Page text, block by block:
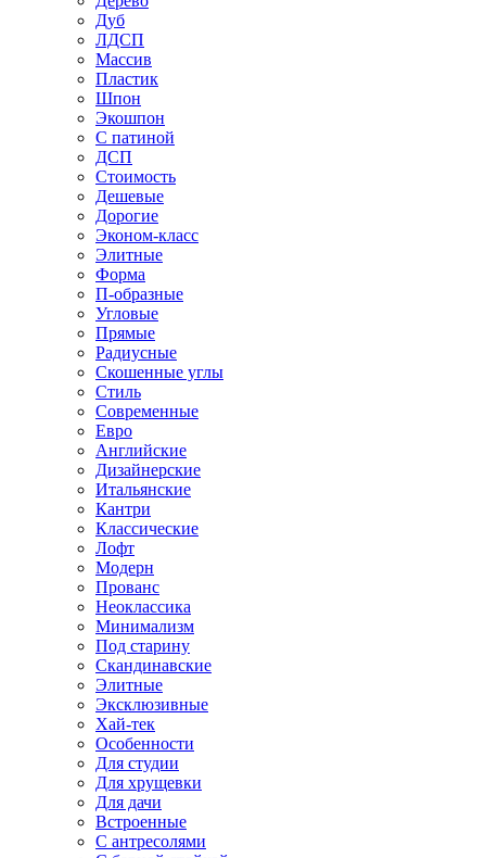
Дуб
ЛДСП
Массив
Пластик
Шпон
Экошпон
С патиной
ДСП
Стоимость
Дешевые
Дорогие
Эконом-класс
Элитные
Форма
П-образные
Угловые
Прямые
Радиусные
Скошенные углы
Стиль
Современные
Евро
Английские
Дизайнерские
Итальянские
Кантри
Классические
Лофт
Модерн
Прованс
Неоклассика
Минимализм
Под старину
Скандинавские
Элитные
Эксклюзивные
Хай-тек
Особенности
Для студии
Для хрущевки
Для дачи
Встроенные
С антресолями